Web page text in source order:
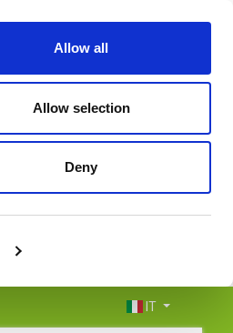
Allow all
Allow selection
Deny
IT